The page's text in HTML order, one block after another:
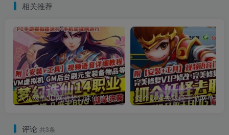
相关推荐
六九网单3D网游梦幻诛仙单机版14职业回合手游完整一键端GM刷元宝金钱物品
评论 共3条